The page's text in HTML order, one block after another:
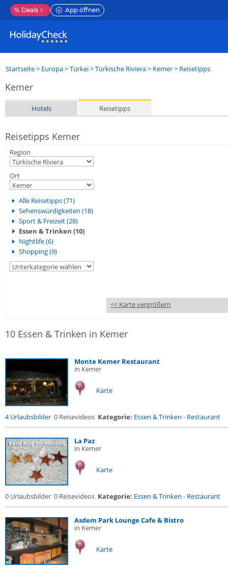
% Deals App öffnen
Startseite> Europa>Türkei>Türkische Riviera> Kemer> Reisetipps
Kemer
Hotels Reisetipps
Reisetipps Kemer
Region
Ort
Alle Reisetipps (71)
Sehenswürdigkeiten (18)
Sport & Freizeit (28)
Essen & Trinken (10)
Nightlife (6)
Shopping (9)
<< Karte vergrößern
10 Essen & Trinken in Kemer
Monte Kemer Restaurant
in Kemer
Karte
4 Urlaubsbilder 0 Reisevideos Kategorie: Essen & Trinken - Restaurant
La Paz
in Kemer
Karte
0 Urlaubsbilder 0 Reisevideos Kategorie: Essen & Trinken - Restaurant
Asdem Park Lounge Cafe & Bistro
in Kemer
Karte